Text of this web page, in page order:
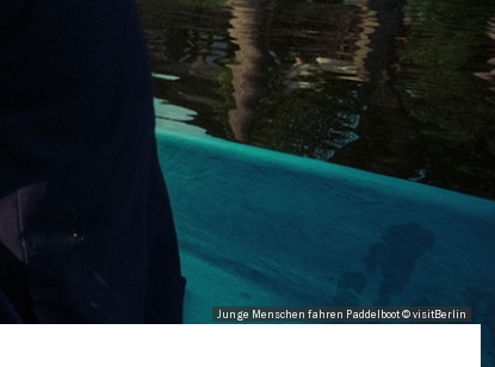
Junge Menschen fahren Paddelboot © visitBerlin